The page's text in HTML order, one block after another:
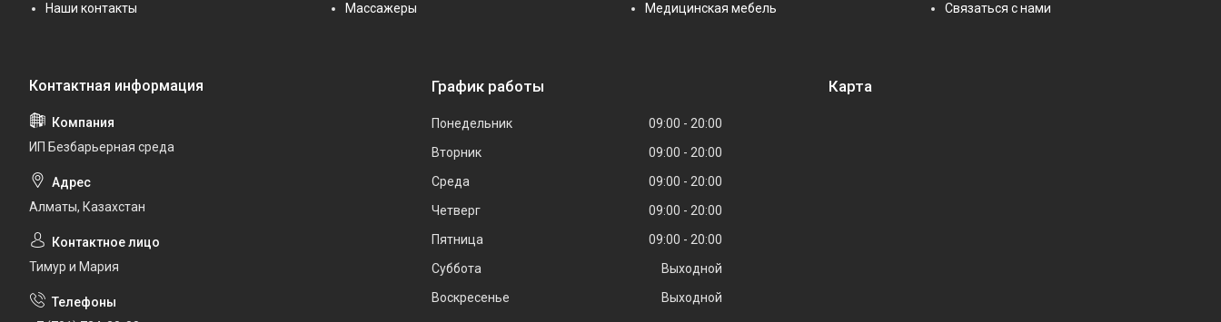
Наши контакты
Массажеры
Медицинская мебель
Связаться с нами
ИП Безбарьерная среда
Алматы, Казахстан
Тимур и Мария
График работы
Понедельник 09:00
20:00
Вторник
09:00
20:00
Среда
09:00
20:00
Четверг
09:00
20:00
Пятница
09:00
20:00
Суббота
Выходной
Воскресенье
Выходной
Карта